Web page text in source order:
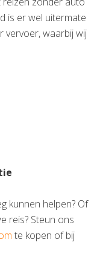
is er wel uitermate
vervoer, waarbij wij
kunnen helpen? Of
reis? Steun ons
te kopen of bij